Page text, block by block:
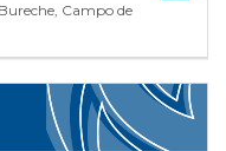
Campo de